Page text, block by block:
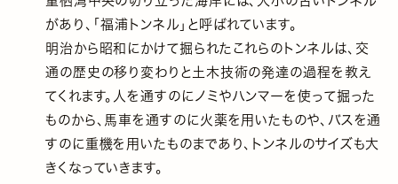
があり、「福浦トンネル」と呼ばれています。
明治から昭和にかけて掘られたこれらのトンネルは、交
通の歴史の移り変わりと土木技術の発達の過程を教え
てくれます。人を通すのにノミやハンマーを使って掘った
ものから、馬車を通すのに火薬を用いたものや、バスを通
すのに重機を用いたものまであり、トンネルのサイズも大
きくなっていきます。